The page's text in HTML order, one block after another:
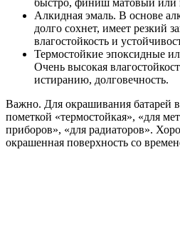
Алкидная эмаль. В основе
долго сохнет, имеет резкий
влагостойкость и
Термостойкие эпоксидные
Очень высокая
истиранию, долговечность.
Важно. Для окрашивания батарей
пометкой «термостойкая», «для
приборов», «для радиаторов».
окрашенная поверхность со